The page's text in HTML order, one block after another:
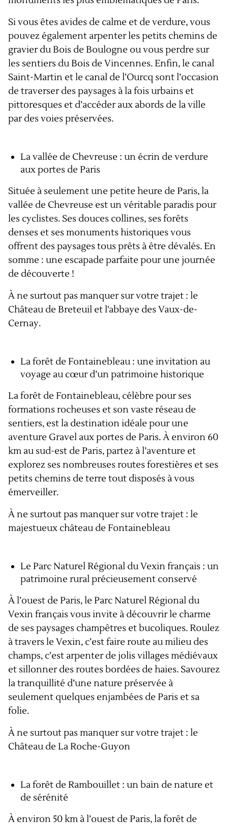
Si vous êtes avides de calme et de verdure, vous
pouvez également arpenter les petits chemins de
gravier du Bois de Boulogne ou vous perdre sur
les sentiers du Bois de Vincennes. Enfin, le canal
Saint-Martin et le canal de l’Ourcq sont l’occasion
de traverser des paysages à la fois urbains et
pittoresques et d’accéder aux abords de la ville
par des voies préservées.
La vallée de Chevreuse : un écrin de verdure
aux portes de Paris
Située à seulement une petite heure de Paris, la
vallée de Chevreuse est un véritable paradis pour
les cyclistes. Ses douces collines, ses forêts
denses et ses monuments historiques vous
offrent des paysages tous prêts à être dévalés. En
somme : une escapade parfaite pour une journée
de découverte !
À ne surtout pas manquer sur votre trajet : le
Château de Breteuil et l'abbaye des Vaux-de-
Cernay.
La forêt de Fontainebleau : une invitation au
voyage au cœur d’un patrimoine historique
La forêt de Fontainebleau, célèbre pour ses
formations rocheuses et son vaste réseau de
sentiers, est la destination idéale pour une
aventure Gravel aux portes de Paris. À environ 60
km au sud-est de Paris, partez à l’aventure et
explorez ses nombreuses routes forestières et ses
petits chemins de terre tout disposés à vous
émerveiller.
À ne surtout pas manquer sur votre trajet : le
majestueux château de Fontainebleau
Le Parc Naturel Régional du Vexin français : un
patrimoine rural précieusement conservé
À l’ouest de Paris, le Parc Naturel Régional du
Vexin français vous invite à découvrir le charme
de ses paysages champêtres et bucoliques. Roulez
à travers le Vexin, c’est faire route au milieu des
champs, c’est arpenter de jolis villages médiévaux
et sillonner des routes bordées de haies. Savourez
la tranquillité d’une nature préservée à
seulement quelques enjambées de Paris et sa
folie.
À ne surtout pas manquer sur votre trajet : le
Château de La Roche-Guyon
La forêt de Rambouillet : un bain de nature et
de sérénité
À environ 50 km à l’ouest de Paris, la forêt de